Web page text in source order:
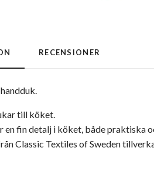
RECENSIONER
till köket.
en fin detalj i köket, både praktiska
Classic Textiles of Sweden